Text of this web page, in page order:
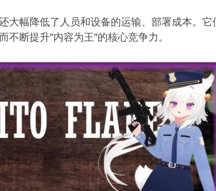
大幅降低了人员和设备的运输、部署成本。
断提升”内容为王”的核心竞争力。